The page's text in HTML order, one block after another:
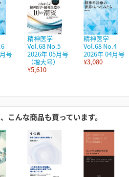
号
精神医学
Vol.68 No.5
2026年 05月号
（増大号）
¥5,610
精神医学
Vol.68 No.4
2026年 04月号
¥3,080
こんな商品も買っています。